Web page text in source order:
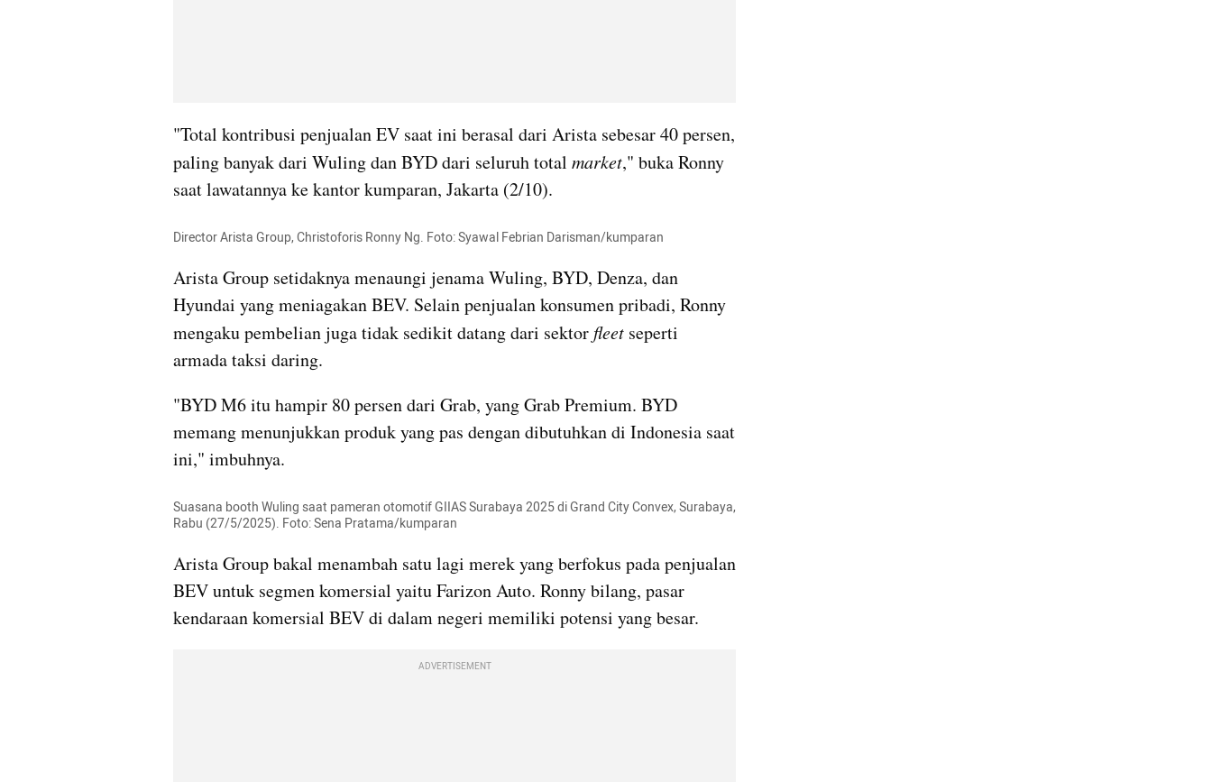
"Total kontribusi penjualan EV saat ini berasal dari Arista sebesar 40 persen,
paling banyak dari Wuling dan BYD dari seluruh total market," buka Ronny
saat lawatannya ke kantor kumparan, Jakarta (2/10).
Director Arista Group, Christoforis Ronny Ng. Foto: Syawal Febrian Darisman/kumparan
Arista Group setidaknya menaungi jenama Wuling, BYD, Denza, dan
Hyundai yang meniagakan BEV. Selain penjualan konsumen pribadi, Ronny
mengaku pembelian juga tidak sedikit datang dari sektor fleet seperti
armada taksi daring.
"BYD M6 itu hampir 80 persen dari Grab, yang Grab Premium. BYD
memang menunjukkan produk yang pas dengan dibutuhkan di Indonesia saat
ini," imbuhnya.
Suasana booth Wuling saat pameran otomotif GIIAS Surabaya 2025 di Grand City Convex, Surabaya,
Rabu (27/5/2025). Foto: Sena Pratama/kumparan
Arista Group bakal menambah satu lagi merek yang berfokus pada penjualan
BEV untuk segmen komersial yaitu Farizon Auto. Ronny bilang, pasar
kendaraan komersial BEV di dalam negeri memiliki potensi yang besar.
ADVERTISEMENT